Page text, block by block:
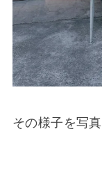
その様子を写